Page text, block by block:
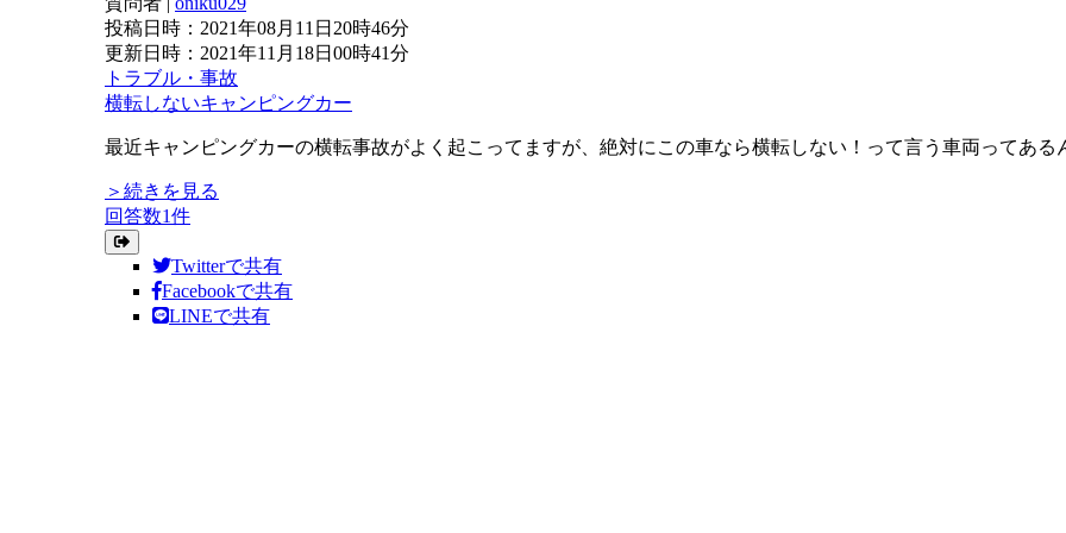
投稿日時：2021年08月11日20時46分
更新日時：2021年11月18日00時41分
トラブル・事故
横転しないキャンピングカー
最近キャンピングカーの横転事故がよく起こってますが、絶対にこの車なら横転しない！って言う車両ってある
＞続きを見る
回答数1件
Twitterで共有
Facebookで共有
LINEで共有